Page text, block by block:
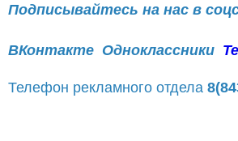
Подписывайтесь на нас в
ВКонтакте Одноклассники
Телефон рекламного отдела